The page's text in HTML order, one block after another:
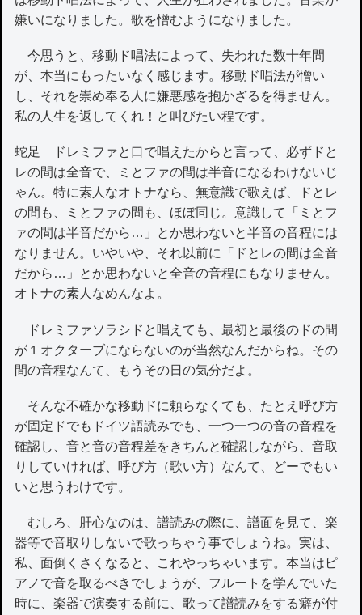
嫌いになりました。歌を憎むようになりました。
今思うと、移動ド唱法によって、失われた数十年間
が、本当にもったいなく感じます。移動ド唱法が憎い
し、それを崇め奉る人に嫌悪感を抱かざるを得ません。
私の人生を返してくれ！と叫びたい程です。
蛇足
ドレミファと口で唱えたからと言って、必ずドと
レの間は全音で、ミとファの間は半音になるわけないじ
ゃん。特に素人なオトナなら、無意識で歌えば、ドとレ
の間も、ミとファの間も、ほぼ同じ。意識して「ミとフ
ァの間は半音だから…」とか思わないと半音の音程には
なりません。いやいや、それ以前に「ドとレの間は全音
だから…」とか思わないと全音の音程にもなりません。
オトナの素人なめんなよ。
ドレミファソラシドと唱えても、最初と最後のドの間
が１オクターブにならないのが当然なんだからね。その
間の音程なんて、もうその日の気分だよ。
そんな不確かな移動ドに頼らなくても、たとえ呼び方
が固定ドでもドイツ語読みでも、一つ一つの音の音程を
確認し、音と音の音程差をきちんと確認しながら、音取
りしていければ、呼び方（歌い方）なんて、どーでもい
いと思うわけです。
むしろ、肝心なのは、譜読みの際に、譜面を見て、楽
器等で音取りしないで歌っちゃう事でしょうね。実は、
私、面倒くさくなると、これやっちゃいます。本当はピ
アノで音を取るべきでしょうが、フルートを学んでいた
時に、楽器で演奏する前に、歌って譜読みをする癖が付